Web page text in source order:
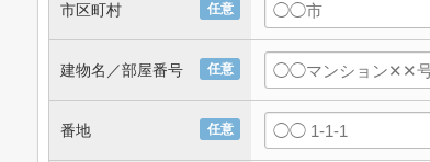
任意
市区町村
任意
建物名／部屋番号
任意
番地